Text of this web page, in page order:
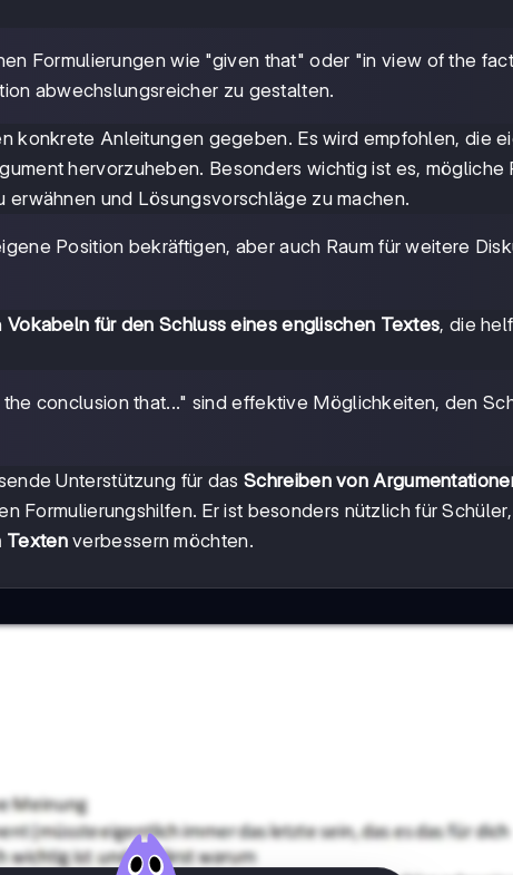
Formulierungen wie "given that" oder "in view of the
abwechslungsreicher zu gestalten.
konkrete Anleitungen gegeben. Es wird empfohlen, die
hervorzuheben. Besonders wichtig ist es, mögliche
erwähnen und Lösungsvorschläge zu machen.
Position bekräftigen, aber auch Raum für weitere
Vokabeln für den Schluss eines englischen Textes, die
conclusion that..." sind effektive Möglichkeiten, den
Unterstützung für dasSchreiben von
Formulierungshilfen. Er ist besonders nützlich für
Textenverbessern möchten.